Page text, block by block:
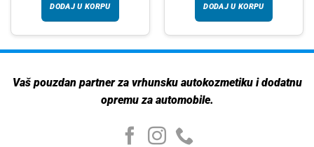
DODAJ U KORPU DODAJ U KORPU
Vaš pouzdan partner za vrhunsku autokozmetiku i dodatnu
opremu za automobile.